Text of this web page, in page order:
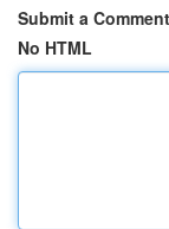
Submit a Comment
No HTML